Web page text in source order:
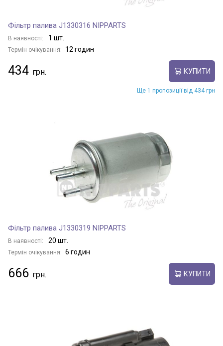
Фільтр палива J1330316 NIPPARTS
В наявності: 1 шт.
Термін очікування: 12 годин
434 КУПИТИ
Ще 1 пропозиції від 434 грн
Фільтр палива J1330319 NIPPARTS
В наявності: 20 шт.
Термін очікування: 6 годин
666 КУПИТИ